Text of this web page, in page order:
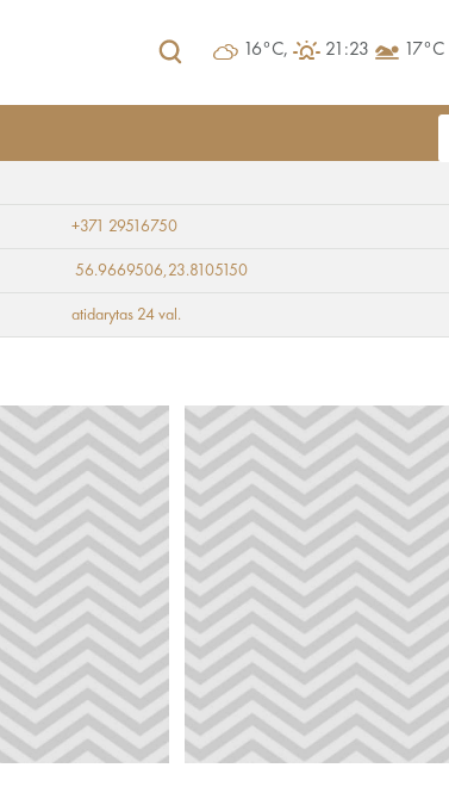
16°C, 21:23 17°C
+371 29516750
56.9669506,23.8105150
atidarytas 24 val.